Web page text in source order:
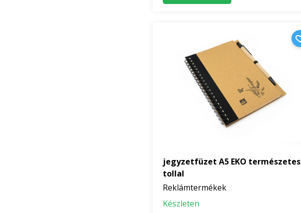
jegyzetfüzet A5 EKO természetes
tollal
Reklámtermékek
Készleten